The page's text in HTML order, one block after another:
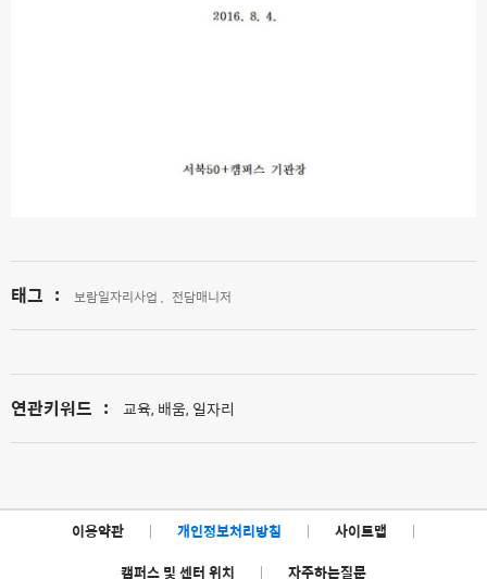
태그 : 보람일자리사업 , 전담매니저
연관키워드 : 교육, 배움, 일자리
이용약관 | 개인정보처리방침 | 사이트맵
|
캠퍼스 및 센터 위치
| 자주하는질문